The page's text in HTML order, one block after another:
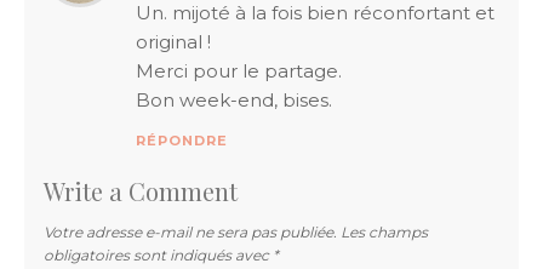
Un. mijoté à la fois bien réconfortant et
original !
Merci pour le partage.
Bon week-end, bises.
RÉPONDRE
Write a Comment
Votre adresse e-mail ne sera pas publiée. Les champs
obligatoires sont indiqués avec *